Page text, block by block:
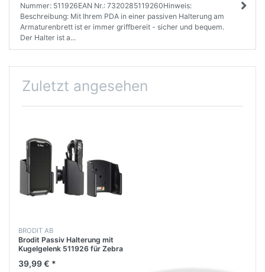
Nummer: 511926EAN Nr.: 7320285119260Hinweis:
Beschreibung: Mit Ihrem PDA in einer passiven Halterung am
Armaturenbrett ist er immer griffbereit - sicher und bequem.
Der Halter ist a...
Zuletzt angesehen
BRODIT AB
Brodit Passiv Halterung mit
Kugelgelenk 511926 für Zebra
39,99 € *